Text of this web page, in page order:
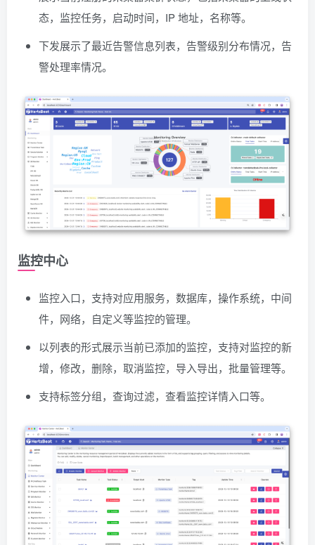
态，监控任务，启动时间，IP 地址，名称等。
下发展示了最近告警信息列表，告警级别分布情况，告
警处理率情况。
监控中心
监控入口，支持对应用服务，数据库，操作系统，中间
件，网络，自定义等监控的管理。
以列表的形式展示当前已添加的监控，支持对监控的新
增，修改，删除，取消监控，导入导出，批量管理等。
支持标签分组，查询过滤，查看监控详情入口等。